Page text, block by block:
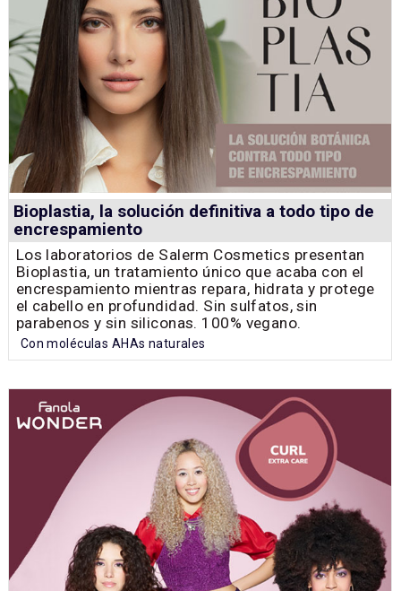
Bioplastia, la solución definitiva a todo tipo de
encrespamiento
Los laboratorios de Salerm Cosmetics presentan
Bioplastia, un tratamiento único que acaba con el
encrespamiento mientras repara, hidrata y protege
el cabello en profundidad. Sin sulfatos, sin
parabenos y sin siliconas. 100% vegano.
Con moléculas AHAs naturales